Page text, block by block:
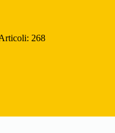
268